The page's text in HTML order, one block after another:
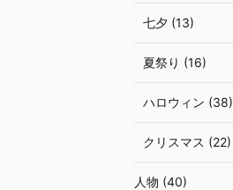
七夕 (13)
夏祭り (16)
ハロウィン (38)
クリスマス (22)
人物 (40)